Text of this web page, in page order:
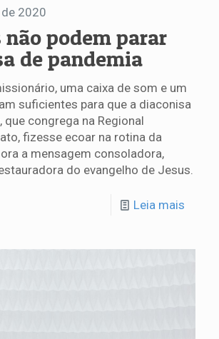
2020
não podem parar
de pandemia
uma caixa de som e um
suficientes para que a diaconisa
que congrega na Regional
fizesse ecoar na rotina da
a mensagem consoladora,
do evangelho de Jesus.
Leia mais